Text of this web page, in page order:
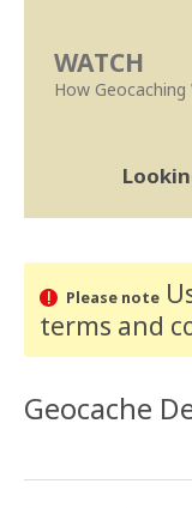
WATCH
How Geocaching
Please note
terms and
Geocache